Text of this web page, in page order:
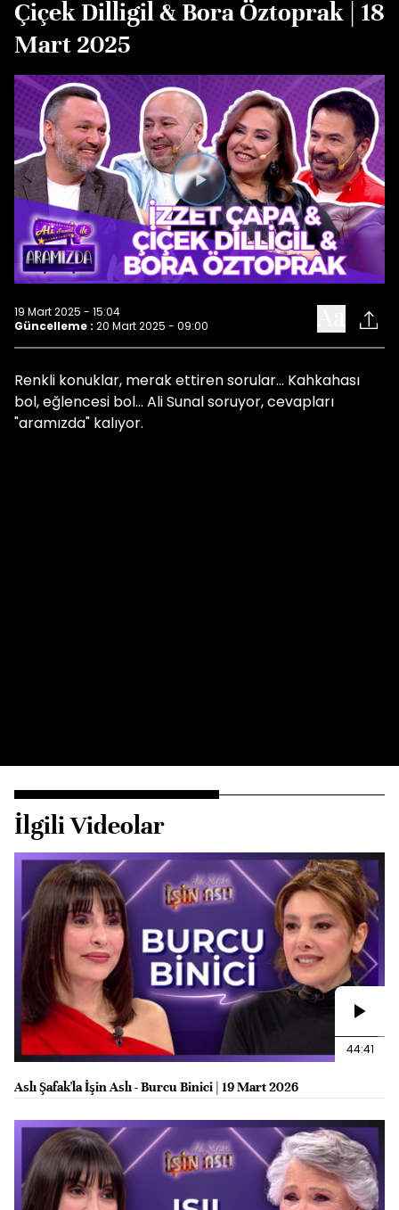
Çiçek Dilligil & Bora Öztoprak | 18
Mart 2025
Videoyu
Oynat
19 Mart 2025 - 15:04
Güncelleme : 20 Mart 2025 - 09:00
Renkli konuklar, merak ettiren sorular... Kahkahası
bol, eğlencesi bol... Ali Sunal soruyor, cevapları
"aramızda" kalıyor.
İlgili Videolar
44:41
Aslı Şafak'la İşin Aslı - Burcu Binici | 19 Mart 2026